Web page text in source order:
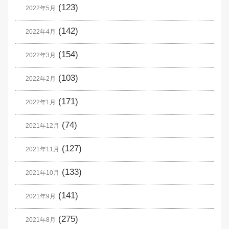
2022年5月 (123)
2022年4月 (142)
2022年3月 (154)
2022年2月 (103)
2022年1月 (171)
2021年12月 (74)
2021年11月 (127)
2021年10月 (133)
2021年9月 (141)
2021年8月 (275)